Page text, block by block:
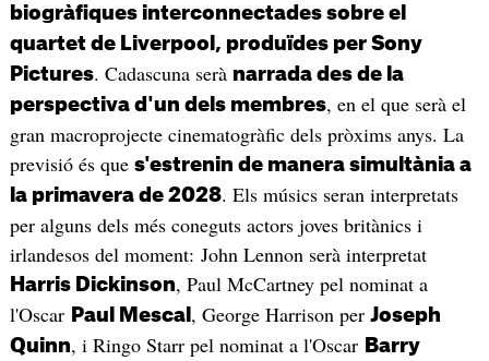
biogràfiques interconnectades sobre el
quartet de Liverpool, produïdes per Sony
Pictures. Cadascuna serà narrada des de la
perspectiva d'un dels membres, en el que serà el
gran macroprojecte cinematogràfic dels pròxims anys. La
previsió és que s'estrenin de manera simultània a
la primavera de 2028. Els músics seran interpretats
per alguns dels més coneguts actors joves britànics i
irlandesos del moment: John Lennon serà interpretat
Harris Dickinson, Paul McCartney pel nominat a
l'Oscar Paul Mescal , George Harrison per Joseph
Quinn, i Ringo Starr pel nominat a l'Oscar Barry